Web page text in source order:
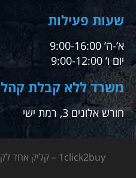
שעות פעילות
א’-ה’ 9:00-16:00
יום ו’ 9:00-12:00
משרד ללא קבלת קהל
חורש אלונים 3, רמת ישי
1click2buy – קליק אחד לקניה – 2012-2024 © טל"ח